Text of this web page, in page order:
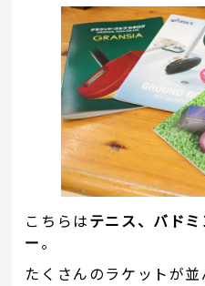
こちらはテニス、バド
ー。
たくさんのラケットが並